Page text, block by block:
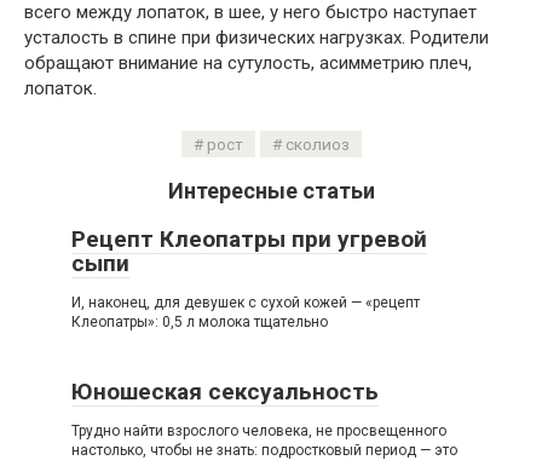
всего между лопаток, в шее, у него быстро наступает
усталость в спине при физических нагрузках. Родители
обращают внимание на сутулость, асимметрию плеч,
лопаток.
рост сколиоз
Интересные статьи
Рецепт Клеопатры при угревой
сыпи
И, наконец, для девушек с сухой кожей — «рецепт
Клеопатры»: 0,5 л молока тщательно
Юношеская сексуальность
Трудно найти взрослого человека, не просвещенного
настолько, чтобы не знать: подростковый период — это